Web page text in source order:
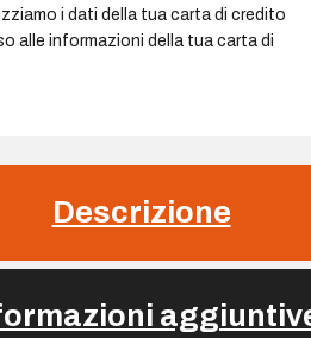
i dati della tua carta di credito
alle informazioni della tua carta di
Descrizione